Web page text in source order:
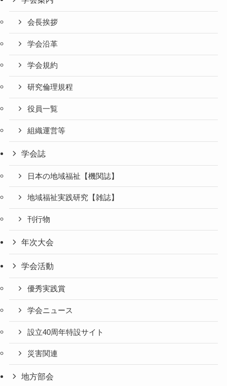
会長挨拶
学会沿革
学会規約
研究倫理規程
役員一覧
組織運営等
学会誌
日本の地域福祉【機関誌】
地域福祉実践研究【雑誌】
刊行物
年次大会
学会活動
優秀実践賞
学会ニュース
設立40周年特設サイト
災害関連
地方部会